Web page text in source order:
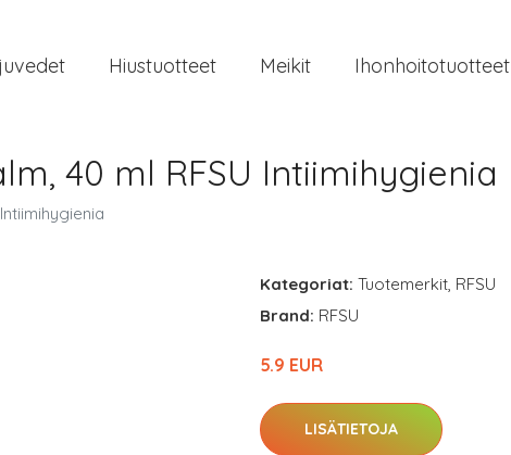
Hiustuotteet Meikit Ihonhoitotuotteet
40 ml RFSU Intiimihygienia
Kategoriat: Tuotemerkit, RFSU
Brand: RFSU
5.9 EUR
LISÄTIETOJA